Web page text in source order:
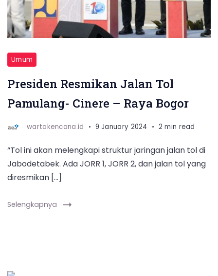
Umum
Presiden Resmikan Jalan Tol
Pamulang- Cinere – Raya Bogor
wartakencana.id 9 January 2024 2 min read
“Tol ini akan melengkapi struktur jaringan jalan tol di
Jabodetabek. Ada JORR 1, JORR 2, dan jalan tol yang
diresmikan […]
Selengkapnya